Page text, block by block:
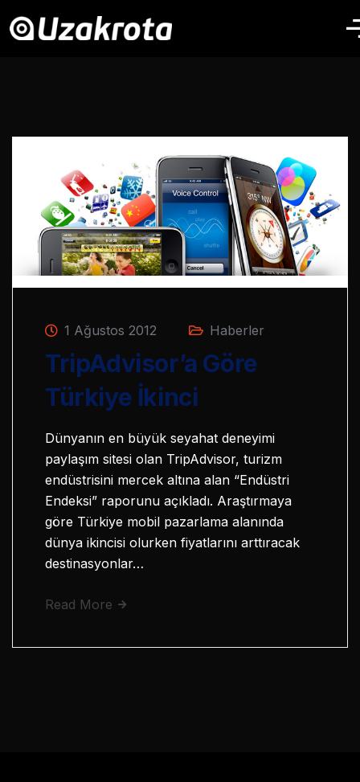
1 Ağustos 2012 Haberler
TripAdvisor’a Göre
Türkiye İkinci
Dünyanın en büyük seyahat deneyimi
paylaşım sitesi olan TripAdvisor, turizm
endüstrisini mercek altına alan “Endüstri
Endeksi” raporunu açıkladı. Araştırmaya
göre Türkiye mobil pazarlama alanında
dünya ikincisi olurken fiyatlarını arttıracak
destinasyonlar…
Read More